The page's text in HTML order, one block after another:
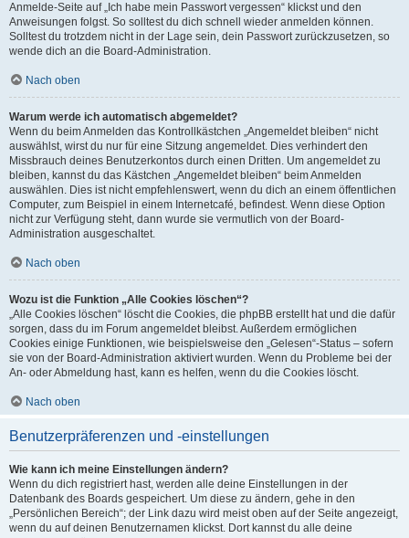
Anmelde-Seite auf „Ich habe mein Passwort vergessen“ klickst und den
Anweisungen folgst. So solltest du dich schnell wieder anmelden können.
Solltest du trotzdem nicht in der Lage sein, dein Passwort zurückzusetzen, so
wende dich an die Board-Administration.
Nach oben
Warum werde ich automatisch abgemeldet?
Wenn du beim Anmelden das Kontrollkästchen „Angemeldet bleiben“ nicht
auswählst, wirst du nur für eine Sitzung angemeldet. Dies verhindert den
Missbrauch deines Benutzerkontos durch einen Dritten. Um angemeldet zu
bleiben, kannst du das Kästchen „Angemeldet bleiben“ beim Anmelden
auswählen. Dies ist nicht empfehlenswert, wenn du dich an einem öffentlichen
Computer, zum Beispiel in einem Internetcafé, befindest. Wenn diese Option
nicht zur Verfügung steht, dann wurde sie vermutlich von der Board-
Administration ausgeschaltet.
Nach oben
Wozu ist die Funktion „Alle Cookies löschen“?
„Alle Cookies löschen“ löscht die Cookies, die phpBB erstellt hat und die dafür
sorgen, dass du im Forum angemeldet bleibst. Außerdem ermöglichen
Cookies einige Funktionen, wie beispielsweise den „Gelesen“-Status – sofern
sie von der Board-Administration aktiviert wurden. Wenn du Probleme bei der
An- oder Abmeldung hast, kann es helfen, wenn du die Cookies löscht.
Nach oben
Benutzerpräferenzen und -einstellungen
Wie kann ich meine Einstellungen ändern?
Wenn du dich registriert hast, werden alle deine Einstellungen in der
Datenbank des Boards gespeichert. Um diese zu ändern, gehe in den
„Persönlichen Bereich“; der Link dazu wird meist oben auf der Seite angezeigt,
wenn du auf deinen Benutzernamen klickst. Dort kannst du alle deine